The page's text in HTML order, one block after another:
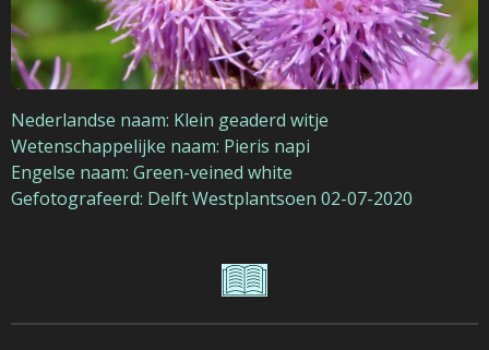
Nederlandse naam: Klein geaderd witje
Wetenschappelijke naam: Pieris napi
Engelse naam: Green-veined white
Gefotografeerd: Delft Westplantsoen 02-07-2020